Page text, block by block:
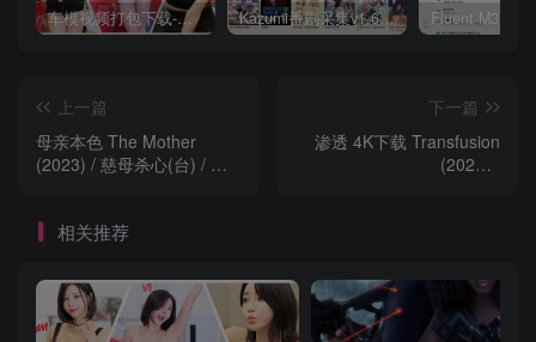
车模视频打包下载-高清无水印版 Kazumi番剧采集v1.6.9：支持自定义规则+在线观看+弹幕，跨平台下载
上一篇
母亲本色 The Mother
(2023) / 慈母杀心(台) / 母
DL.x265.10bit.HDR.DDP5.1.Atmos
下一篇
渗透 4K下载 Transfusion
(2023) /
相关推荐